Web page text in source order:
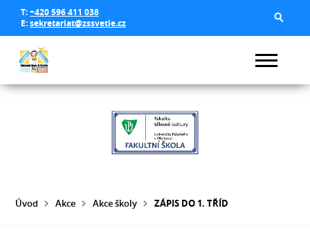
T:+420 596 411 038
E:sekretariat@zssvetle.cz
Úvod Akce Akce školy ZÁPIS DO 1. TŘÍD